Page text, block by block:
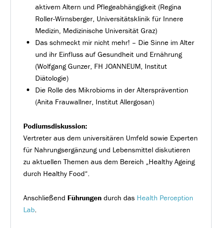
aktivem Altern und Pflegeabhängigkeit (Regina
Roller-Wirnsberger, Universitätsklinik für Innere
Medizin, Medizinische Universität Graz)
Das schmeckt mir nicht mehr! – Die Sinne im Alter
und ihr Einfluss auf Gesundheit und Ernährung
(Wolfgang Gunzer, FH JOANNEUM, Institut
Diätologie)
Die Rolle des Mikrobioms in der Altersprävention
(Anita Frauwallner, Institut Allergosan)
Podiumsdiskussion:
Vertreter aus dem universitären Umfeld sowie Experten
für Nahrungsergänzung und Lebensmittel diskutieren
zu aktuellen Themen aus dem Bereich „Healthy Ageing
durch Healthy Food“.
Anschließend Führungendurch das Health Perception
Lab.